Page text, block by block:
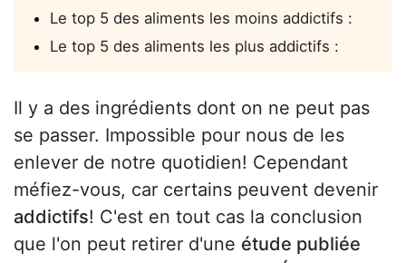
Le top 5 des aliments les moins addictifs :
Le top 5 des aliments les plus addictifs :
Il y a des ingrédients dont on ne peut pas
se passer. Impossible pour nous de les
enlever de notre quotidien! Cependant
méfiez-vous, car certains peuvent devenir
addictifs! C'est en tout cas la conclusion
que l'on peut retirer d'une étude publiée